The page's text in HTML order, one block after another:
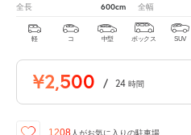
全長 600cm 全幅
軽 コ 中型 ボックス SUV
¥2,500 / 24 時間